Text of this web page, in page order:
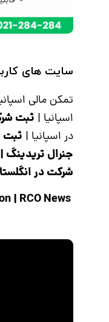
سایت های
تمکن مالی
اسپانیا | ثبت
در اسپانیا | ثبت
جنرال تریدینگ |
شرکت در
Dubai Company Registration
| RCO News